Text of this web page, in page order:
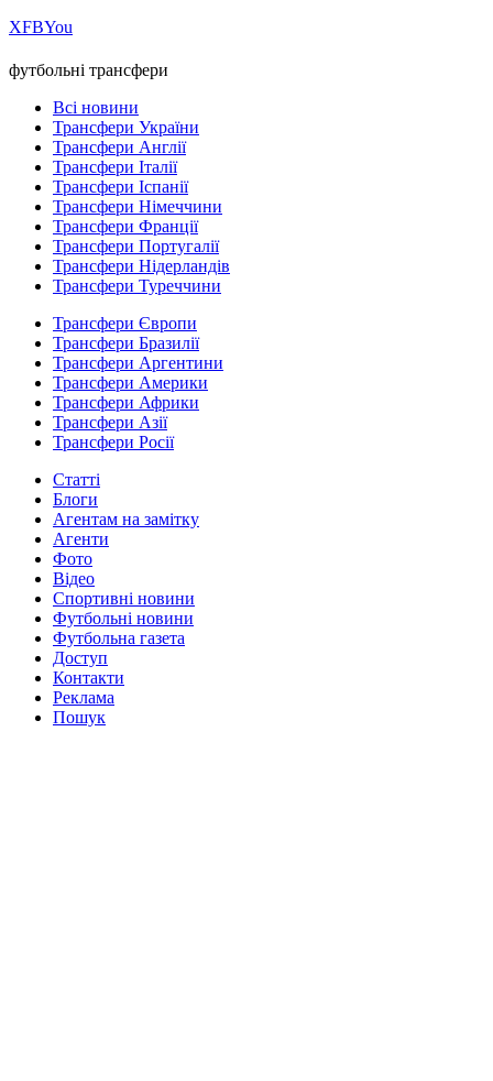
ХFBYou
футбольні трансфери
Всі новини
Трансфери України
Трансфери Англії
Трансфери Італії
Трансфери Іспанії
Трансфери Німеччини
Трансфери Франції
Трансфери Португалії
Трансфери Нідерландів
Трансфери Туреччини
Трансфери Європи
Трансфери Бразилії
Трансфери Аргентини
Трансфери Америки
Трансфери Африки
Трансфери Азії
Трансфери Росії
Статті
Блоги
Агентам на замітку
Агенти
Фото
Відео
Спортивні новини
Футбольні новини
Футбольна газета
Доступ
Контакти
Реклама
Пошук